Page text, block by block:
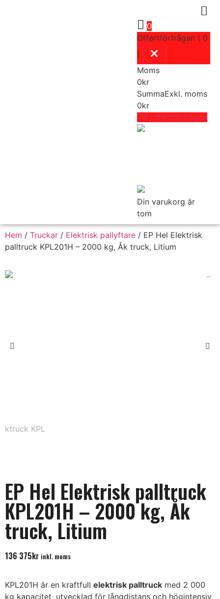
0
Offertförfrågan ( 0
)
Moms
0kr
SummaExkl. moms
0kr
Till offertförfrågan
Din varukorg är
tom
Hem / Truckar / Elektrisk pallyftare / EP Hel Elektrisk
palltruck KPL201H – 2000 kg, Åk truck, Litium
EP Hel Elektrisk palltruck
KPL201H – 2000 kg, Åk
truck, Litium
136 375kr inkl. moms
KPL201H är en kraftfull elektrisk palltruck med 2 000
kg kapacitet, utvecklad för långdistans och högintensiv